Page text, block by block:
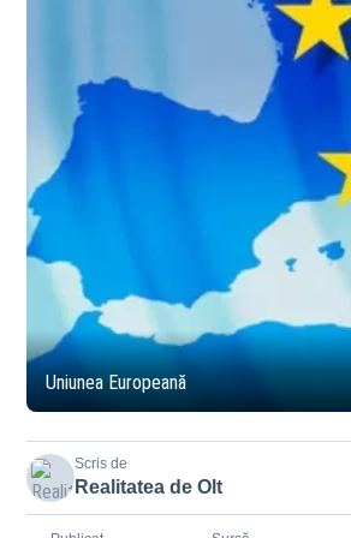
Uniunea Europeană
Scris de
Realitatea de Olt